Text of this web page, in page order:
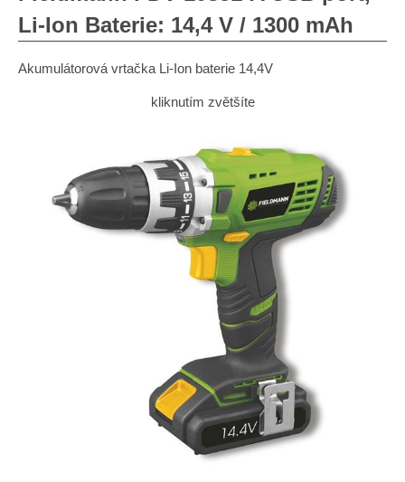
Li-Ion Baterie: 14,4 V / 1300 mAh
Akumulátorová vrtačka Li-Ion baterie 14,4V
kliknutím zvětšíte